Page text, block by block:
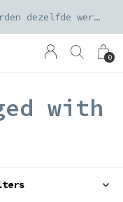
0
Orders geplaatst voor 15:00 worden dezelfde werkdag verzonden
with